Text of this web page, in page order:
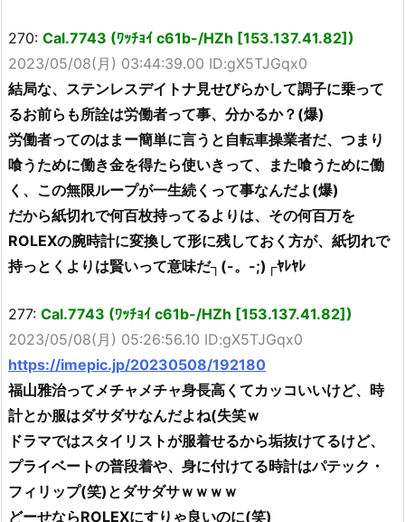
270: Cal.7743 (ﾜｯﾁｮｲ c61b-/HZh [153.137.41.82])
2023/05/08(月) 03:44:39.00 ID:gX5TJGqx0
結局な、ステンレスデイトナ見せびらかして調子に乗って
るお前らも所詮は労働者って事、分かるか？(爆)
労働者ってのはまー簡単に言うと自転車操業者だ、つまり
喰うために働き金を得たら使いきって、また喰うために働
く、この無限ループが一生続くって事なんだよ(爆)
だから紙切れで何百枚持ってるよりは、その何百万を
ROLEXの腕時計に変換して形に残しておく方が、紙切れで
持っとくよりは賢いって意味だ┐(-。-;)┌ﾔﾚﾔﾚ
277: Cal.7743 (ﾜｯﾁｮｲ c61b-/HZh [153.137.41.82])
2023/05/08(月) 05:26:56.10 ID:gX5TJGqx0
https://imepic.jp/20230508/192180
福山雅治ってメチャメチャ身長高くてカッコいいけど、時
計とか服はダサダサなんだよね(失笑ｗ
ドラマではスタイリストが服着せるから垢抜けてるけど、
プライベートの普段着や、身に付けてる時計はパテック・
フィリップ(笑)とダサダサｗｗｗｗ
どーせならROLEXにすりゃ良いのに(笑)